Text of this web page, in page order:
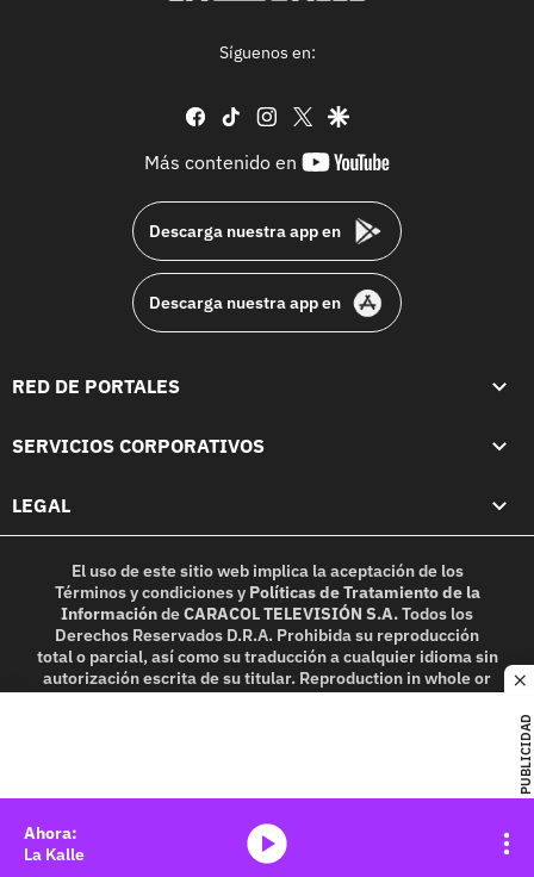
PUBLICIDAD
Síguenos en:
facebook
tiktok instagram
twittergoogle
Más contenido en
youtube-
Descarga nuestra app en
Descarga nuestra app en
RED DE PORTALES
SERVICIOS CORPORATIVOS
LEGAL
El uso de este sitio web implica la aceptación de los
Términos y condicionesy Políticas de Tratamiento de la
InformacióndeCARACOL TELEVISIÓN S.A.Todos los
Derechos Reservados D.R.A. Prohibida su reproducción
total o parcial, así como su traducción a cualquier idioma sin
autorización escrita de su titular. Reproduction in whole or
in part, or translation without written permission is
La Kalle